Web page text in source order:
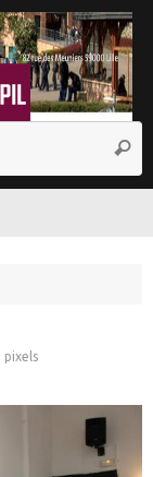
:
pixels